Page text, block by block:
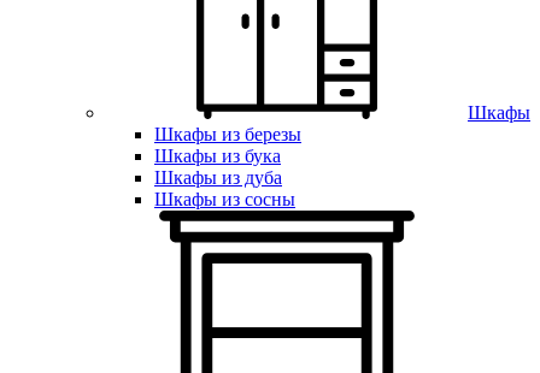
Шкафы
Шкафы из березы
Шкафы из бука
Шкафы из дуба
Шкафы из сосны